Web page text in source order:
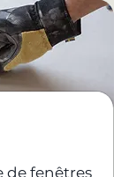
de fenêtres